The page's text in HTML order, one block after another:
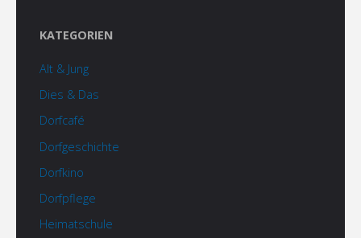
KATEGORIEN
Alt & Jung
Dies & Das
Dorfcafé
Dorfgeschichte
Dorfkino
Dorfpflege
Heimatschule